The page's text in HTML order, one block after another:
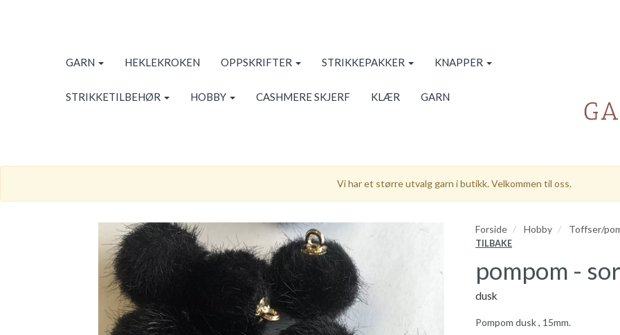
GARN HEKLEKROKEN OPPSKRIFTER STRIKKEPAKKER KNAPPER
STRIKKETILBEHØR HOBBY CASHMERE SKJERF KLÆR GARN
Vi har et større utvalg garn i butikk. Velkommen til oss.
Forside Hobby Toffser/
TILBAKE
pompom -
dusk
Pompom dusk , 15mm.